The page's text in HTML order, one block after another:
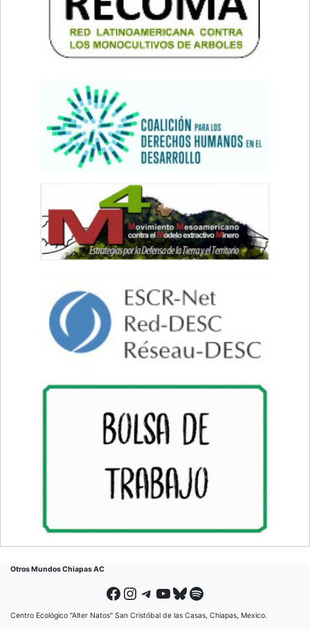
Otros Mundos Chiapas AC
Facebook Instagram Telegram YouTube Bluesky Spotify
Centro Ecológico "Alter Natos" San Cristóbal de las Casas, Chiapas, Mexico.